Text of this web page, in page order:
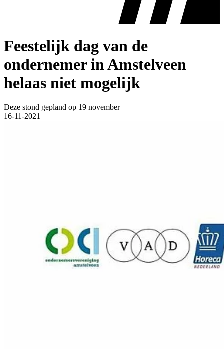
Feestelijk dag van de
ondernemer in Amstelveen
helaas niet mogelijk
Deze stond gepland op 19 november
16-11-2021